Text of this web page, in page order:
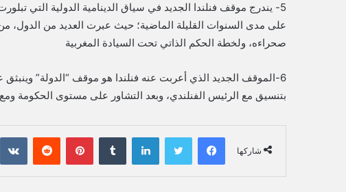
5- يندرج موقف فنلندا الجديد في سياق الدينامية الدولية التي
على مدى السنوات القليلة الماضية؛ حيث عبرت العديد من الدول،
صحراءه، ولخطة الحكم الذاتي تحت السيادة المغربية
6-الموقف الجديد الذي أعربت عنه فنلندا هو موقف “الدولة” وينبثق
بتنسيق مع الرئيس الفنلندي، وبعد التشاور على مستوى الحكومة
شاركها
فيسبوك لينكدإن بينتيريست